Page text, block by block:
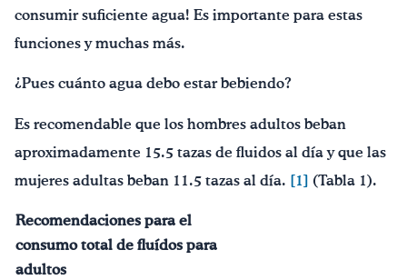
consumir suficiente agua! Es importante para estas
funciones y muchas más.
¿Pues cuánto agua debo estar bebiendo?
Es recomendable que los hombres adultos beban
aproximadamente 15.5 tazas de fluidos al día y que las
mujeres adultas beban 11.5 tazas al día. [1] (Tabla 1).
Recomendaciones para el
consumo total de fluídos para
adultos